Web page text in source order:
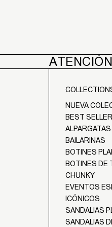
NUEVA
BEST
ALPARGATAS
BAILARINAS
BOTINES
BOTINES DE
CHUNKY
EVENTOS
ICÓNICOS
SANDALIAS
SANDALIAS